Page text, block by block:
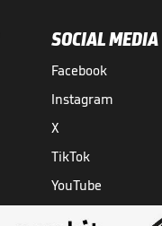
SOCIAL MEDIA
Facebook
Instagram
X
TikTok
YouTube